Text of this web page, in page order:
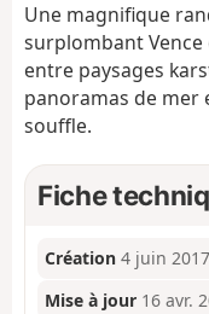
Une magnifique
surplombant Vence
entre paysages
panoramas de mer
souffle.
Fiche
Création 4 juin 2017
Mise à jour 16 avr.